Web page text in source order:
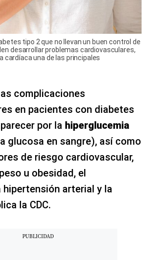
tipo 2 que no llevan un buen control de
desarrollar problemas cardiovasculares,
cardíaca una de las principales
complicaciones
en pacientes con diabetes
por la hiperglucemia
glucosa en sangre), así como
de riesgo cardiovascular,
u obesidad, el
hipertensión arterial y la
la CDC.